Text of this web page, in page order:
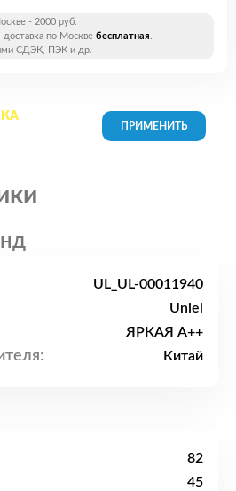
- 2000 руб.
доставка по Москве бесплатная.
СДЭК, ПЭК и др.
на все
UL_UL-00011940
Uniel
ЯРКАЯ A++
Китай
82
45